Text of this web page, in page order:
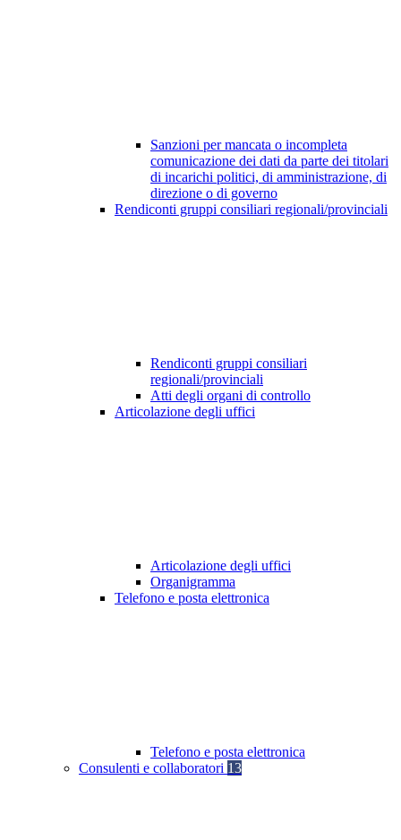
Sanzioni per mancata o incompleta
comunicazione dei dati da parte dei titolari
di incarichi politici, di amministrazione, di
direzione o di governo
Rendiconti gruppi consiliari regionali/provinciali
Rendiconti gruppi consiliari
regionali/provinciali
Atti degli organi di controllo
Articolazione degli uffici
Articolazione degli uffici
Organigramma
Telefono e posta elettronica
Telefono e posta elettronica
Consulenti e collaboratori 13